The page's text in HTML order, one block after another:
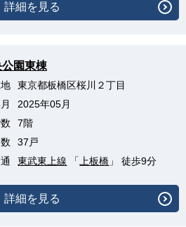
詳細を見る
園東棟
東京都板橋区桜川２丁目
2025年05月
7階
37戸
東武東上線 「 上板橋 」 徒歩9分
詳細を見る